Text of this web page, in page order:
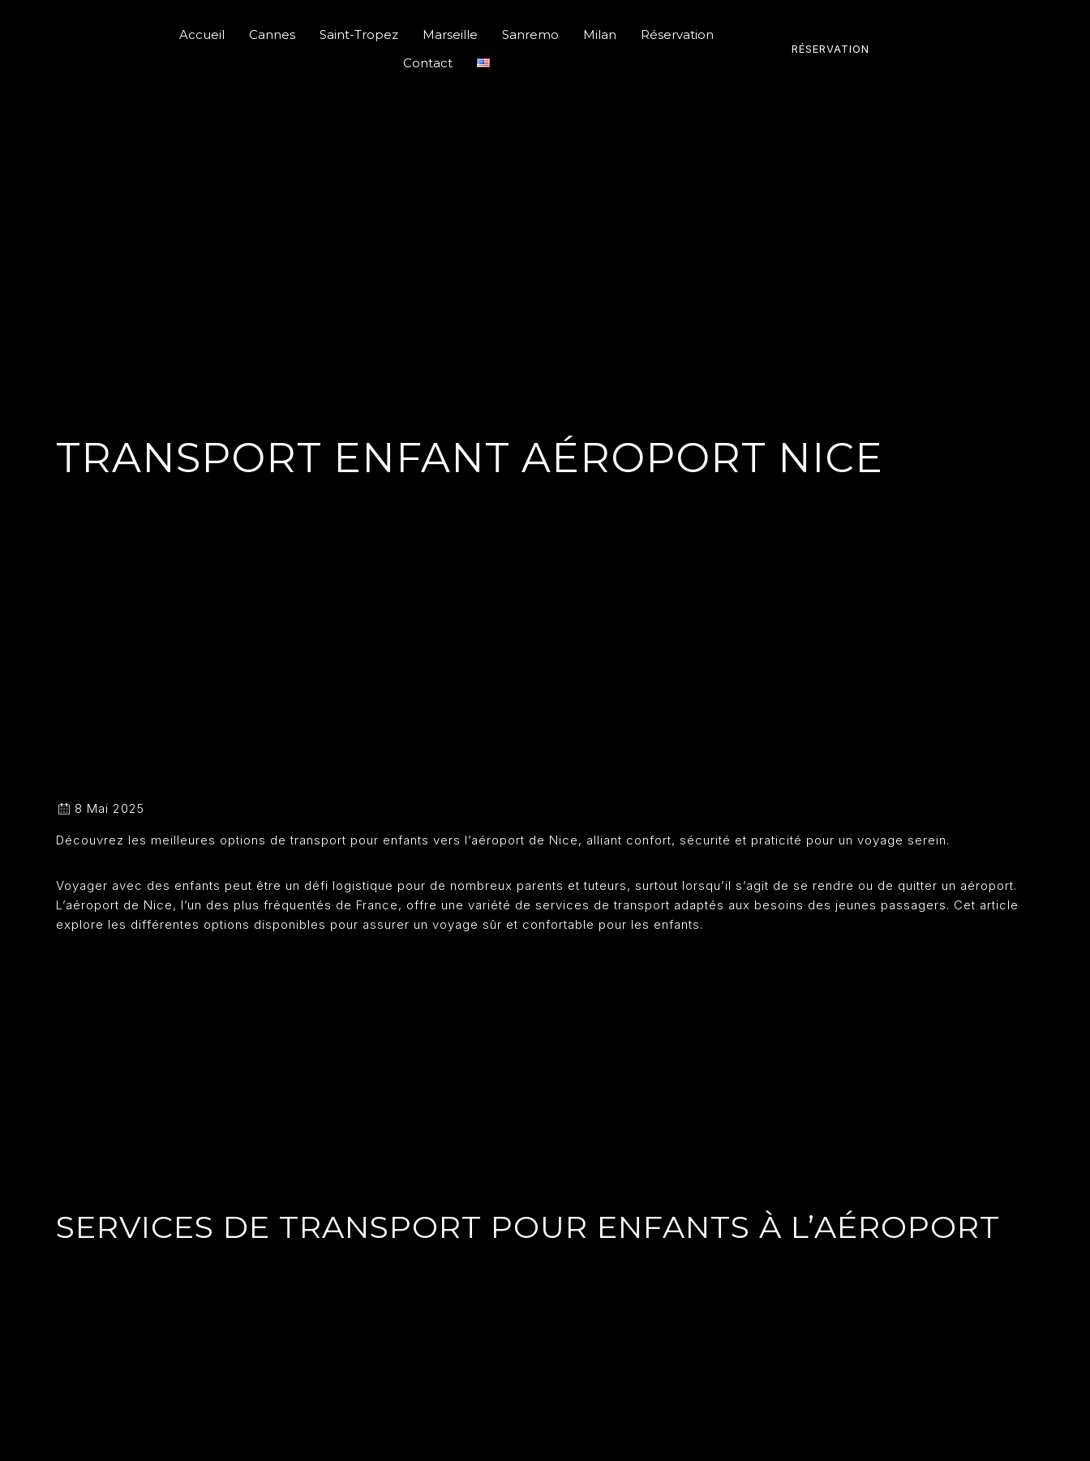
Accueil Cannes Saint-Tropez Marseille Sanremo Milan
Réservation
Contact
RÉSERVATION
TRANSPORT ENFANT AÉROPORT NICE
8 Mai 2025
Découvrez les meilleures options de transport pour enfants vers l’aéroport de Nice, alliant confort, sécurité et praticité pour un voyage serein.
Voyager avec des enfants peut être un défi logistique pour de nombreux parents et tuteurs, surtout lorsqu’il s’agit de se rendre ou de quitter un aéroport.
L’aéroport de Nice, l’un des plus fréquentés de France, offre une variété de services de transport adaptés aux besoins des jeunes passagers. Cet article
explore les différentes options disponibles pour assurer un voyage sûr et confortable pour les enfants.
SERVICES DE TRANSPORT POUR ENFANTS À L’AÉROPORT